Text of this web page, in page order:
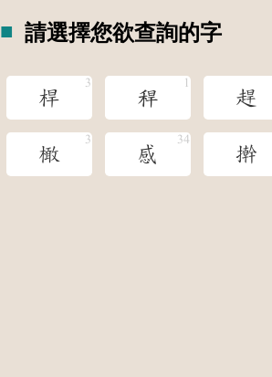
請選擇您欲查詢的字
桿 稈 趕
橄 感 擀